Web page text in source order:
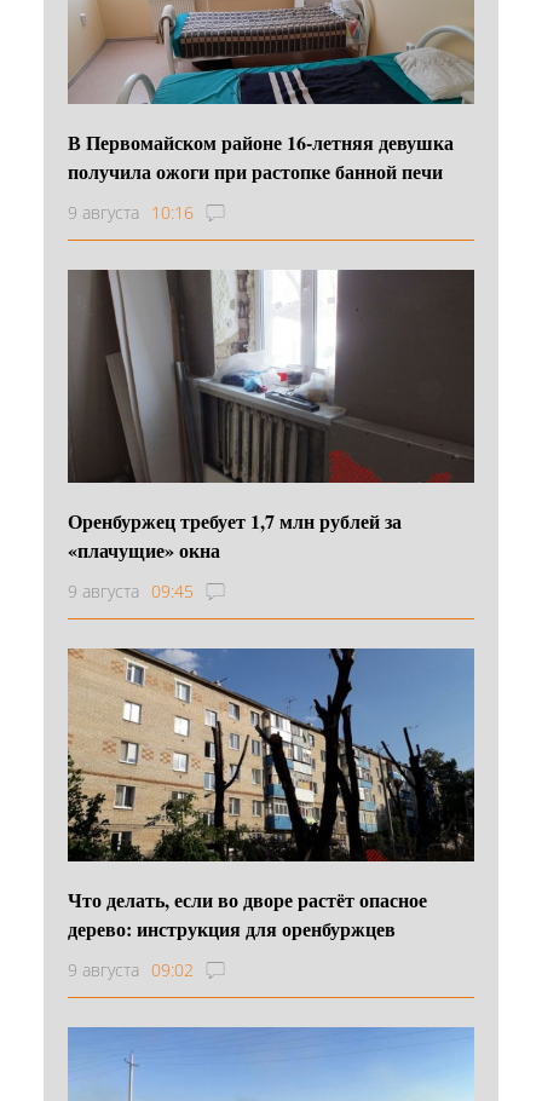
В Первомайском районе 16‑летняя девушка
получила ожоги при растопке банной печи
9 августа 10:16
Оренбуржец требует 1,7 млн рублей за
«плачущие» окна
9 августа 09:45
Что делать, если во дворе растёт опасное
дерево: инструкция для оренбуржцев
9 августа 09:02